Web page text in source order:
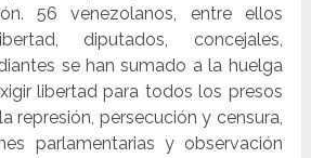
56 venezolanos, entre ellos
diputados, concejales,
se han sumado a la huelga
libertad para todos los presos
represión, persecución y censura,
parlamentarias y observación